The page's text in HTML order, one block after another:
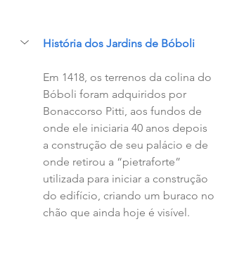
História dos Jardins de Bóboli
Em 1418, os terrenos da colina do
Bóboli foram adquiridos por
Bonaccorso Pitti, aos fundos de
onde ele iniciaria 40 anos depois
a construção de seu palácio e de
onde retirou a “pietraforte”
utilizada para iniciar a construção
do edifício, criando um buraco no
chão que ainda hoje é visível.